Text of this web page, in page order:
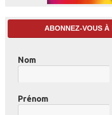
ABONNEZ-VOUS À
Nom
Prénom